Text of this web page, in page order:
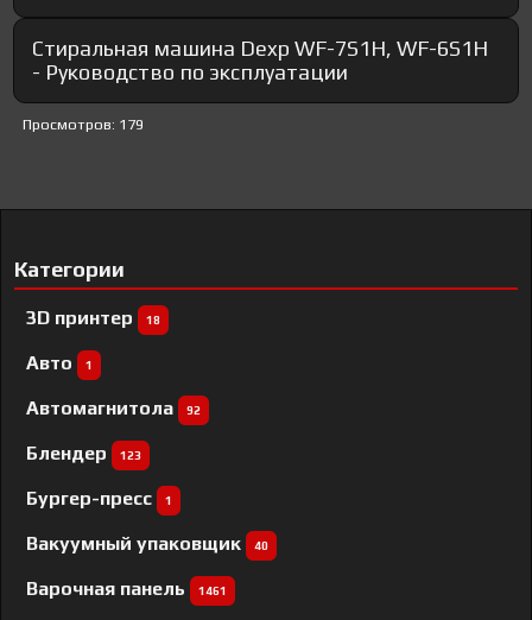
Стиральная машина Dexp WF-7S1H, WF-6S1H
- Руководство по эксплуатации
Просмотров: 179
Категории
3D принтер 18
Авто 1
Автомагнитола 92
Блендер 123
Бургер-пресс 1
Вакуумный упаковщик 40
Варочная панель 1461